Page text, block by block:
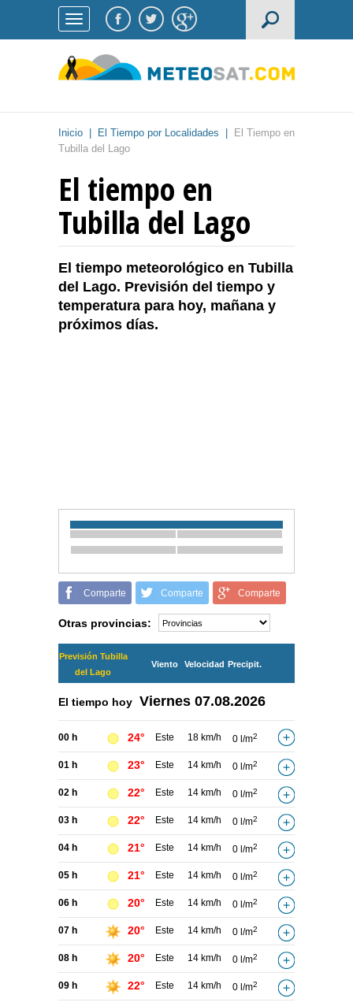
Inicio El Tiempo por Localidades
El Tiempo en
Tubilla del Lago
El tiempo en
Tubilla del Lago
El tiempo meteorológico en Tubilla
del Lago. Previsión del tiempo y
temperatura para hoy, mañana y
próximos días.
Comparte Comparte Comparte
Otras provincias:
Previsión Tubilla
del Lago
Viento Velocidad Precipit.
El tiempo hoy Viernes 07.08.2026
00 h 24° Este 18 km/h 0 l/m2
01 h 23° Este 14 km/h 0 l/m2
02 h 22° Este 14 km/h 0 l/m2
03 h 22° Este 14 km/h 0 l/m2
04 h 21° Este 14 km/h 0 l/m2
05 h 21° Este 14 km/h 0 l/m2
06 h 20° Este 14 km/h 0 l/m2
07 h 20° Este 14 km/h 0 l/m2
08 h 20° Este 14 km/h 0 l/m2
09 h 22° Este 14 km/h 0 l/m2